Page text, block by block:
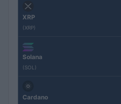
XRP
(XRP)
Solana
(SOL)
Cardano